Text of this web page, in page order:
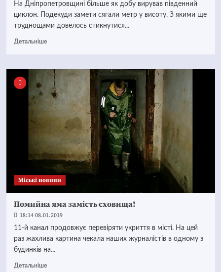
На Дніпропетровщині більше як добу вирував південний
циклон. Подекуди замети сягали метр у висоту. З якими ще
труднощами довелось стикнутися...
Детальніше
Mіські новини
Помийна яма замість сховища!
18:14 08.01.2019
11-й канал продовжує перевіряти укриття в місті. На цей
раз жахлива картина чекала наших журналістів в одному з
будинків на...
Детальніше